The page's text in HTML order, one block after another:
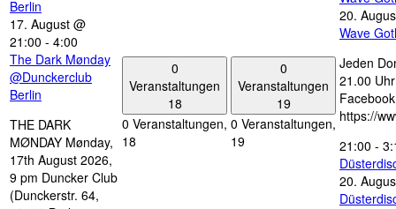
Berlin
17. August @
21:00 - 4:00
The Dark Mønday
@Dunckerclub
Berlin
THE DARK
MØNDAY Mønday,
17th August 2026,
9 pm Duncker Club
(Dunckerstr. 64,
0
Veranstaltungen
18
0 Veranstaltungen,
18
0
Veranstaltungen
19
0 Veranstaltungen,
19
20.
Wave
Jeden
21.00
https://
21:00 -
20.